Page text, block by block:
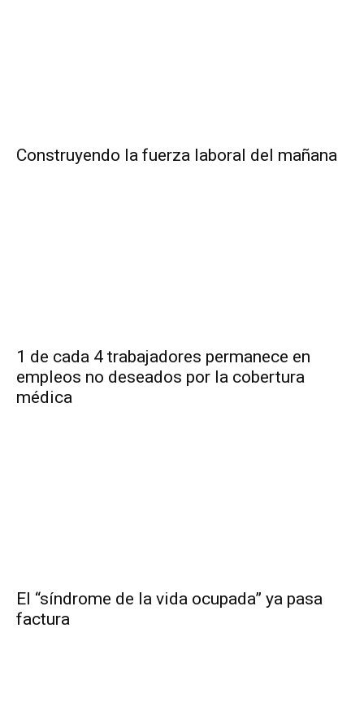
Construyendo la fuerza laboral del mañana
1 de cada 4 trabajadores permanece en
empleos no deseados por la cobertura
médica
El “síndrome de la vida ocupada” ya pasa
factura